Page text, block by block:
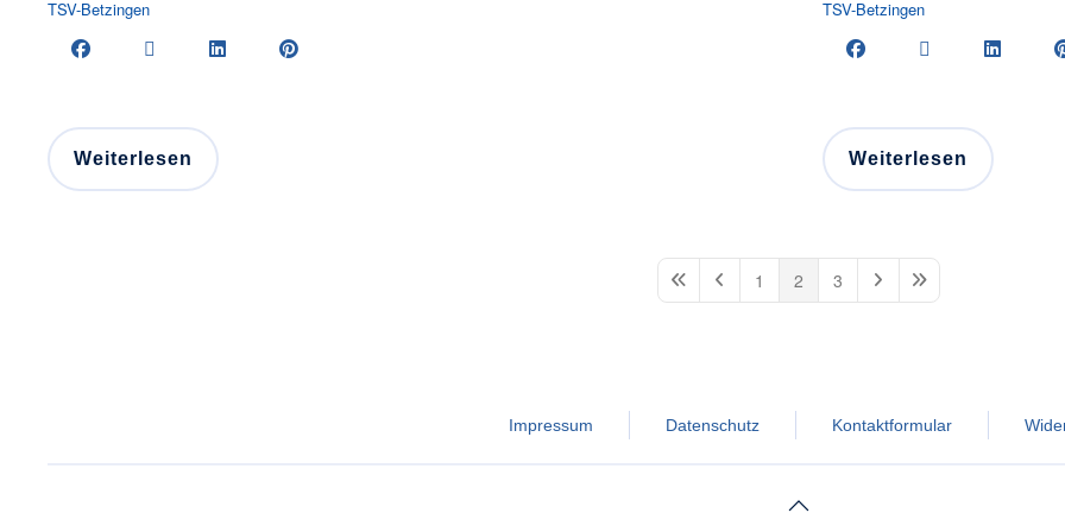
TSV-Betzingen
Weiterlesen
TSV-Betzingen
Weiterlesen
First PagePrevious Page
1 2 3 Next PageLast Page
Impressum Datenschutz Kontaktformular